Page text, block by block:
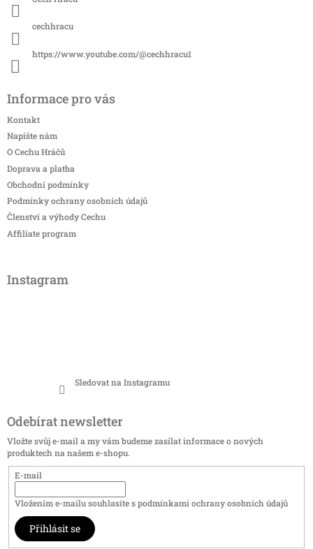
cechhracu
https://www.youtube.com/@cechhracu1
Informace pro vás
Kontakt
Napište nám
O Cechu Hráčů
Doprava a platba
Obchodní podmínky
Podmínky ochrany osobních údajů
Členství a výhody Cechu
Affiliate program
Instagram
Sledovat na Instagramu
Odebírat newsletter
Vložte svůj e-mail a my vám budeme zasílat informace o nových
produktech na našem e-shopu.
E-mail
Vložením e-mailu souhlasíte spodmínkami ochrany osobních údajů
Přihlásit se